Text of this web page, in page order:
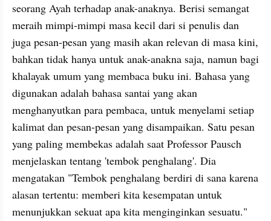
seorang Ayah terhadap anak-anaknya. Berisi semangat
meraih mimpi-mimpi masa kecil dari si penulis dan
juga pesan-pesan yang masih akan relevan di masa kini,
bahkan tidak hanya untuk anak-anakna saja, namun bagi
khalayak umum yang membaca buku ini. Bahasa yang
digunakan adalah bahasa santai yang akan
menghanyutkan para pembaca, untuk menyelami setiap
kalimat dan pesan-pesan yang disampaikan. Satu pesan
yang paling membekas adalah saat Professor Pausch
menjelaskan tentang 'tembok penghalang'. Dia
mengatakan "Tembok penghalang berdiri di sana karena
alasan tertentu: memberi kita kesempatan untuk
menunjukkan sekuat apa kita menginginkan sesuatu."